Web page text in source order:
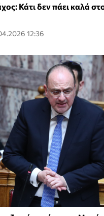
Κάτι δεν πάει καλά
12:36